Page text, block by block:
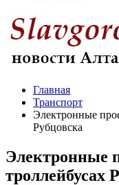
Главная
Транспорт
Электронные
Рубцовска
Электронные
троллейбусах